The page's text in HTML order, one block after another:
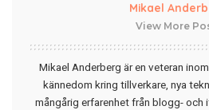
Mikael
View More
Mikael Anderberg är en veteran
kännedom kring tillverkare, nya
mångårig erfarenhet från blogg- och